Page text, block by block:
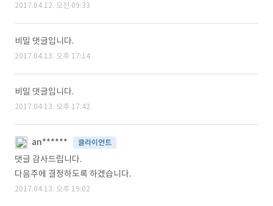
2017.04.12. 오전 09:33
비밀 댓글입니다.
2017.04.13. 오후 17:14
비밀 댓글입니다.
2017.04.13. 오후 17:42
an****** 클라이언트
댓글 감사드립니다.
다음주에 결정하도록 하겠습니다.
2017.04.13. 오후 19:02